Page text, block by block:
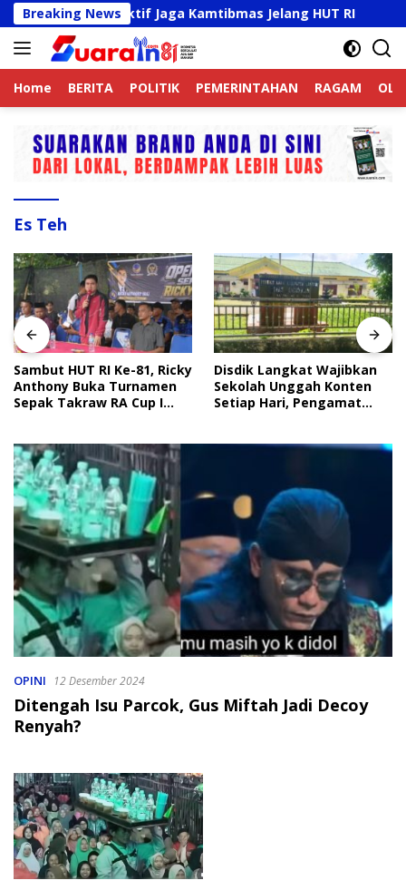
Langsung
ke
konten
Breaking News
Online Aktif Jaga Kamtibmas Jelang HUT RI
Home BERITA POLITIK PEMERINTAHAN RAGAM
Es Teh
Sambut HUT RI Ke-81, Ricky
Anthony Buka Turnamen
Sepak Takraw RA Cup I
Disdik Langkat Wajibkan
Sekolah Unggah Konten
Setiap Hari, Pengamat
OPINI 12 Desember 2024
Ditengah Isu Parcok, Gus Miftah Jadi Decoy
Renyah?